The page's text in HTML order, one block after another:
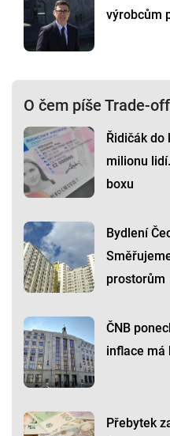
výrobcům
O čem píše Trade-off
Řidičák do
milionu
boxu
Bydlení
prostorům
ČNB
inflace má
Přebytek